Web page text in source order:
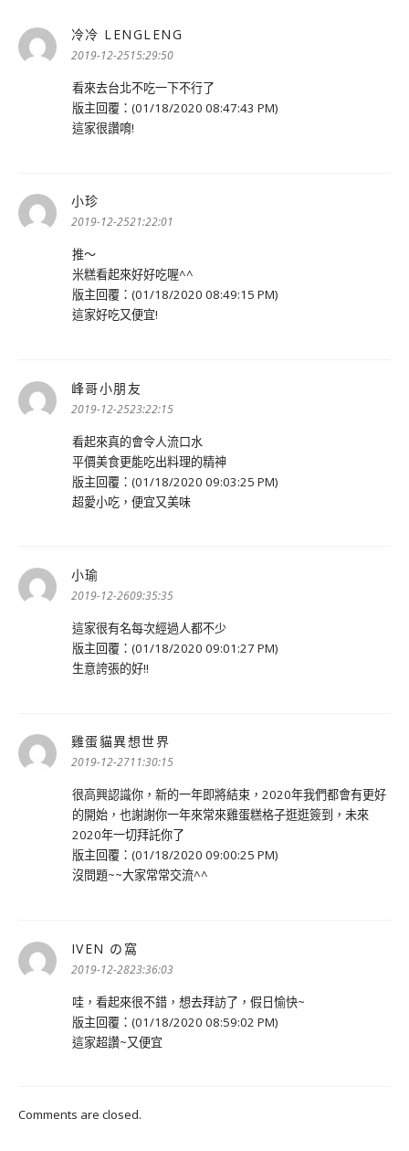
冷冷 LENGLENG
2019-12-2515:29:50
看來去台北不吃一下不行了
版主回覆：(01/18/2020 08:47:43 PM)
這家很讚唷!
小珍
示:
2019-12-2521:22:01
推～
米糕看起來好好吃喔^^
版主回覆：(01/18/2020 08:49:15 PM)
這家好吃又便宜!
峰哥小朋友
示:
2019-12-2523:22:15
看起來真的會令人流口水
平價美食更能吃出料理的精神
版主回覆：(01/18/2020 09:03:25 PM)
超愛小吃，便宜又美味
小瑜
示:
2019-12-2609:35:35
這家很有名每次經過人都不少
版主回覆：(01/18/2020 09:01:27 PM)
生意誇張的好!!
雞蛋貓異想世界
示:
2019-12-2711:30:15
很高興認識你，新的一年即將結束，2020年我們都會有更好
的開始，也謝謝你一年來常來雞蛋糕格子逛逛簽到，未來
2020年一切拜託你了
版主回覆：(01/18/2020 09:00:25 PM)
沒問題~~大家常常交流^^
IVEN の窩
示:
2019-12-2823:36:03
哇，看起來很不錯，想去拜訪了，假日愉快~
版主回覆：(01/18/2020 08:59:02 PM)
這家超讚~又便宜
Comments are closed.